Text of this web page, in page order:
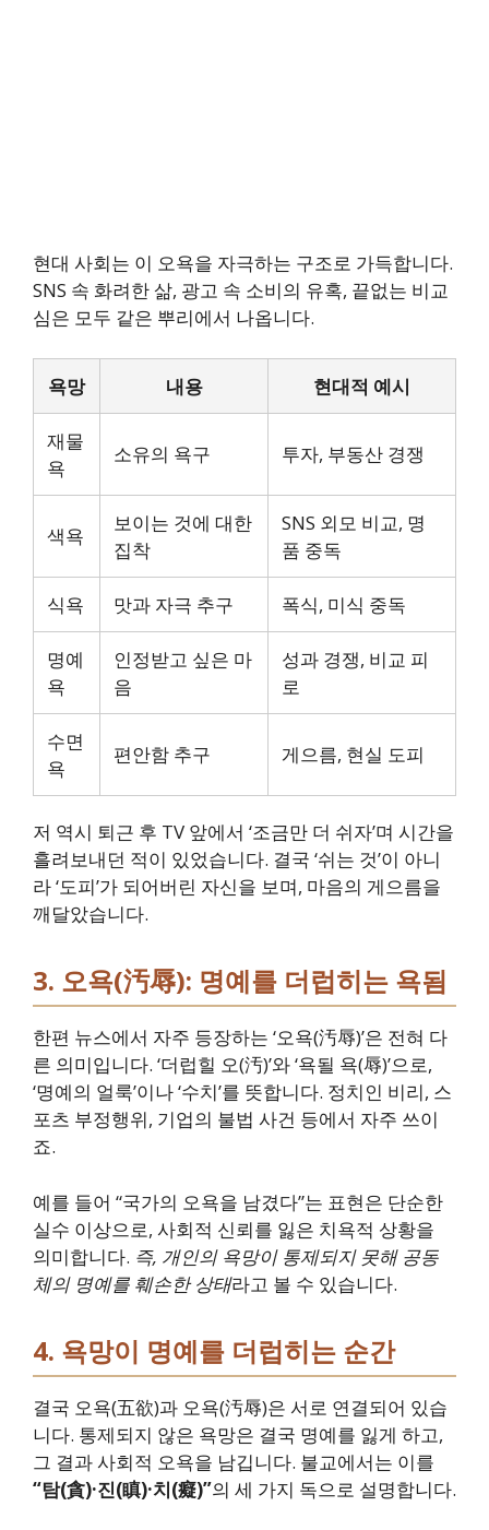
현대 사회는 이 오욕을 자극하는 구조로 가득합니다.
SNS 속 화려한 삶, 광고 속 소비의 유혹, 끝없는 비교
심은 모두 같은 뿌리에서 나옵니다.
욕망 내용 현대적 예시
재물
욕
소유의 욕구 투자, 부동산 경쟁
색욕
보이는 것에 대한
집착
SNS 외모 비교, 명
품 중독
식욕 맛과 자극 추구 폭식, 미식 중독
명예
욕
인정받고 싶은 마
음
성과 경쟁, 비교 피
로
수면
욕
편안함 추구 게으름, 현실 도피
저 역시 퇴근 후 TV 앞에서 ‘조금만 더 쉬자’며 시간을
흘려보내던 적이 있었습니다. 결국 ‘쉬는 것’이 아니
라 ‘도피’가 되어버린 자신을 보며, 마음의 게으름을
깨달았습니다.
3. 오욕(汚辱): 명예를 더럽히는 욕됨
한편 뉴스에서 자주 등장하는 ‘오욕(汚辱)’은 전혀 다
른 의미입니다. ‘더럽힐 오(汚)’와 ‘욕될 욕(辱)’으로,
‘명예의 얼룩’이나 ‘수치’를 뜻합니다. 정치인 비리, 스
포츠 부정행위, 기업의 불법 사건 등에서 자주 쓰이
죠.
예를 들어 “국가의 오욕을 남겼다”는 표현은 단순한
실수 이상으로, 사회적 신뢰를 잃은 치욕적 상황을
의미합니다. 즉, 개인의 욕망이 통제되지 못해 공동
체의 명예를 훼손한 상태라고 볼 수 있습니다.
4. 욕망이 명예를 더럽히는 순간
결국 오욕(五欲)과 오욕(汚辱)은 서로 연결되어 있습
니다. 통제되지 않은 욕망은 결국 명예를 잃게 하고,
그 결과 사회적 오욕을 남깁니다. 불교에서는 이를
“탐(貪)·진(瞋)·치(癡)”의 세 가지 독으로 설명합니다.